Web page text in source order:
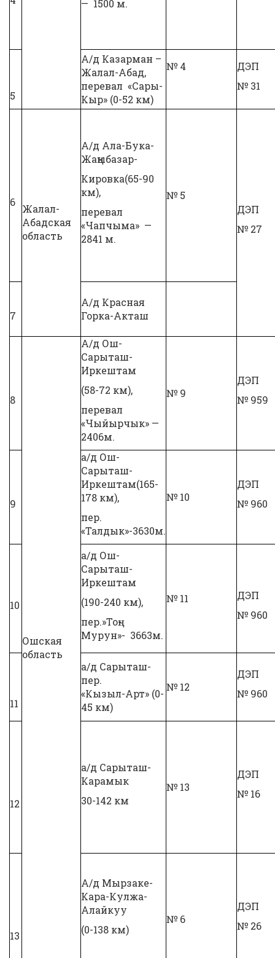
— 1500 м.
5
А/д Казарман –
Жалал-Абад,
перевал «Сары-
Кыр» (0-52 км)
№ 4
ДЭП
№ 31
6
Жалал-
Абадская
область
А/д Ала-Бука-
Жаңыбазар-
Кировка(65-90
км),
перевал
«Чапчыма» —
2841 м.
№ 5
ДЭП
№ 27
7
А/д Красная
Горка-Акташ
8
Ошская
область
А/д Ош-
Сарыташ-
Иркештам
(58-72 км),
перевал
«Чыйырчык» —
2406м.
№ 9
ДЭП
№ 959
9
а/д Ош-
Сарыташ-
Иркештам(165-
178 км),
пер.
«Талдык»-3630м.
№ 10
ДЭП
№ 960
10
а/д Ош-
Сарыташ-
Иркештам
(190-240 км),
пер.»Тоң-
Мурун»- 3663м.
№ 11
ДЭП
№ 960
11
а/д Сарыташ-
пер.
«Кызыл-Арт» (0-
45 км)
№ 12
ДЭП
№ 960
12
а/д Сарыташ-
Карамык
30-142 км
№ 13
ДЭП
№ 16
13
А/д Мырзаке-
Кара-Кулжа-
Алайкуу
(0-138 км)
№ 6
ДЭП
№ 26